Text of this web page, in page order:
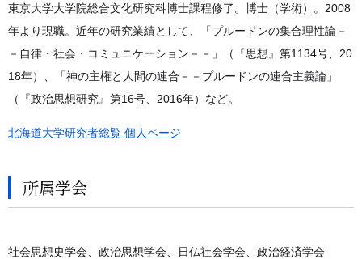
東京大学大学院総合文化研究科博士課程修了。博士（学術）。2008
年より現職。近年の研究業績として、「プルードンの集合理性論－
－自律・社会・コミュニケーション－－」（『思想』第1134号、20
18年）、「神の主権と人間の連合－－プルードンの連合主義論」
（『政治思想研究』第16号、2016年）など。
北海道大学研究者総覧 個人ページ
所属学会
社会思想史学会、政治思想学会、日仏社会学会、政治経済学会